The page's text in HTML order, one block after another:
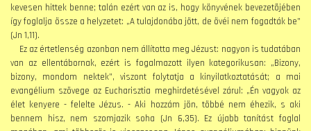
kevesen hittek benne; talán ezért van az is, hogy könyvének bevezetõjében
így foglalja össze a helyzetet: „A tulajdonába jött, de övéi nem fogadták be”
(Jn 1,11).
Ez az értetlenség azonban nem állította meg Jézust: nagyon is tudatában
van az ellentábornak, ezért is fogalmazott ilyen kategorikusan: „Bizony,
bizony, mondom nektek”, viszont folytatja a kinyilatkoztatását; a mai
evangélium szövege az Eucharisztia meghirdetésével zárul: „Én vagyok az
élet kenyere - felelte Jézus. - Aki hozzám jön, többé nem éhezik, s aki
bennem hisz, nem szomjazik soha (Jn 6,35). Ez újabb tanítást foglal